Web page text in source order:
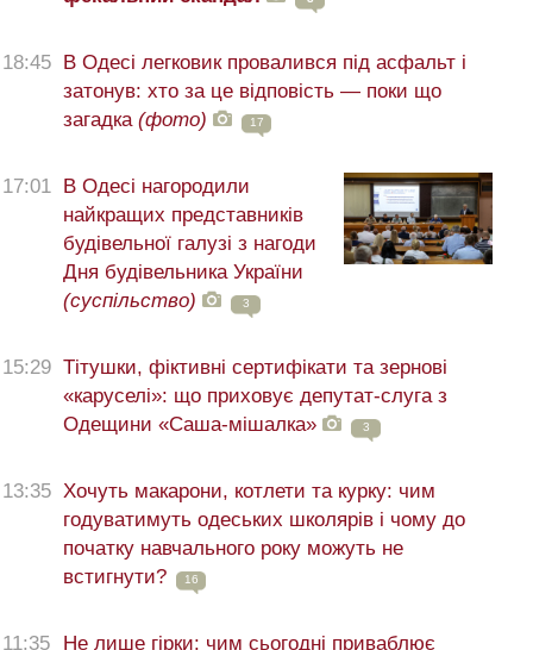
18:45 В Одесі легковик провалився під асфальт і
затонув: хто за це відповість — поки що
загадка (фото) 17
17:01
В Одесі нагородили
найкращих представників
будівельної галузі з нагоди
Дня будівельника України
(суспільство)
3
15:29 Тітушки, фіктивні сертифікати та зернові
«каруселі»: що приховує депутат-слуга з
Одещини «Саша-мішалка»
3
13:35 Хочуть макарони, котлети та курку: чим
годуватимуть одеських школярів і чому до
початку навчального року можуть не
встигнути?
16
11:35
Не лише гірки: чим сьогодні приваблює